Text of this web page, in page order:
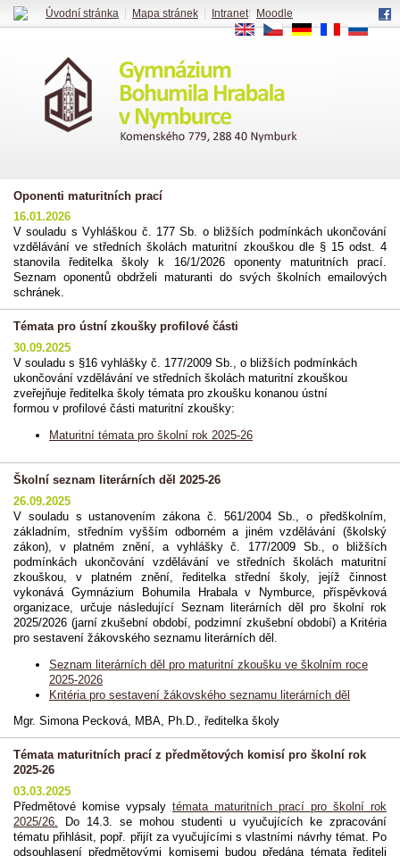
Oponenti maturitních prací
16.01.2026
V souladu s Vyhláškou č. 177 Sb. o bližších podmínkách ukončování
vzdělávání ve středních školách maturitní zkouškou dle § 15 odst. 4
stanovila ředitelka školy k 16/1/2026 oponenty maturitních prací.
Seznam oponentů obdrželi maturanti do svých školních emailových
schránek.
Témata pro ústní zkoušky profilové části
30.09.2025
V souladu s §16 vyhlášky č. 177/2009 Sb., o bližších podmínkách
ukončování vzdělávání ve středních školách maturitní zkouškou
zveřejňuje ředitelka školy témata pro zkoušku konanou ústní
formou v profilové části maturitní zkoušky:
Maturitní témata pro školní rok 2025-26
Školní seznam literárních děl 2025-26
26.09.2025
V souladu s ustanovením zákona č. 561/2004 Sb., o předškolním,
základním, středním vyšším odborném a jiném vzdělávání (školský
zákon), v platném znění, a vyhlášky č. 177/2009 Sb., o bližších
podmínkách ukončování vzdělávání ve středních školách maturitní
zkouškou, v platném znění, ředitelka střední školy, jejíž činnost
vykonává Gymnázium Bohumila Hrabala v Nymburce, příspěvková
organizace, určuje následující Seznam literárních děl pro školní rok
2025/2026 (jarní zkušební období, podzimní zkušební období) a Kritéria
pro sestavení žákovského seznamu literárních děl.
Seznam literárních děl pro maturitní zkoušku ve školním roce
2025-2026
Kritéria pro sestavení žákovského seznamu literárních děl
Mgr. Simona Pecková, MBA, Ph.D., ředitelka školy
Témata maturitních prací z předmětových komisí pro školní rok
2025-26
03.03.2025
Předmětové komise vypsaly témata maturitních prací pro školní rok
2025/26.
Do 14.3. se mohou studenti u vyučujících ke zpracování
tématu přihlásit, popř. přijít za vyučujícími s vlastními návrhy témat. Po
odsouhlasení předmětovými komisemi budou předána témata řediteli
Úvodní stránka Mapa stránek Intranet|
Moodle
EN
CS DE FR RU